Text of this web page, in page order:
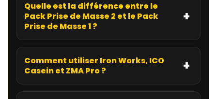
Quelle est la différence entre le
Pack Prise de Masse 2 et le Pack
Prise de Masse 1 ?
Comment utiliser Iron Works, ICO
Casein et ZMA Pro ?